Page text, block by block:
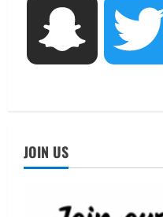
Snapchat
JOIN US
एमआईटी